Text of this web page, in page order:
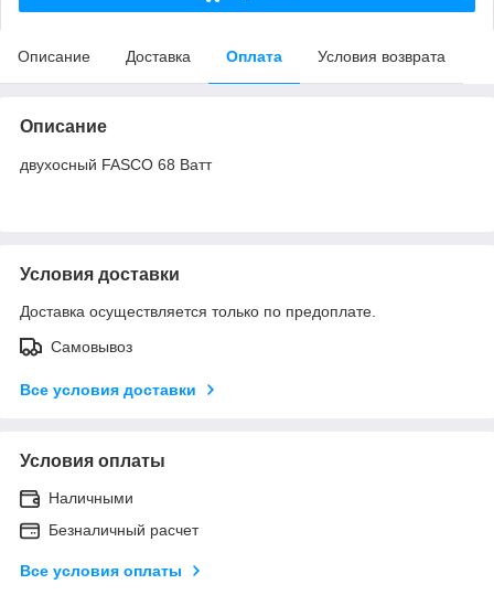
Описание Доставка Оплата Условия возврата
Описание
двухосный FASCO 68 Ватт
Условия доставки
Доставка осуществляется только по предоплате.
Самовывоз
Все условия доставки
Условия оплаты
Наличными
Безналичный расчет
Все условия оплаты